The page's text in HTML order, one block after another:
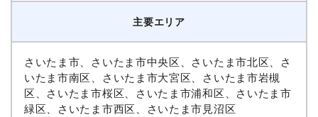
主要エリア
さいたま市、さいたま市中央区、さいたま市北区、さ
いたま市南区、さいたま市大宮区、さいたま市岩槻
区、さいたま市桜区、さいたま市浦和区、さいたま市
緑区、さいたま市西区、さいたま市見沼区